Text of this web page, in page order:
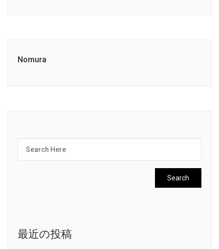
Nomura
最近の投稿